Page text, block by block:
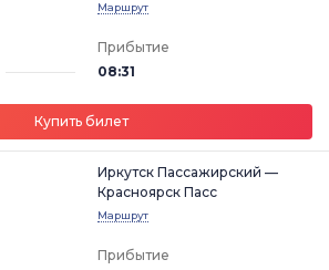
Маршрут
Прибытие
08:31
Купить билет
Иркутск Пассажирский —
Красноярск Пасс
Маршрут
Прибытие